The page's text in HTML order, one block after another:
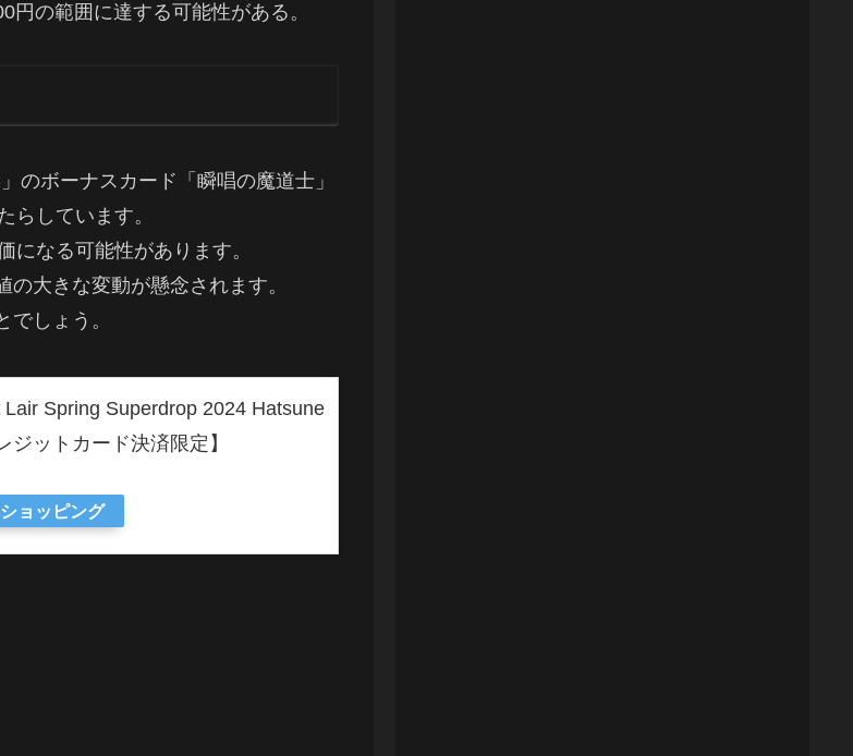
の範囲に達する可能性がある。
のボーナスカード「瞬唱の魔道士」
らしています。
になる可能性があります。
大きな変動が懸念されます。
しょう。
Spring Superdrop 2024 Hatsune
ットカード決済限定】
ョッピング